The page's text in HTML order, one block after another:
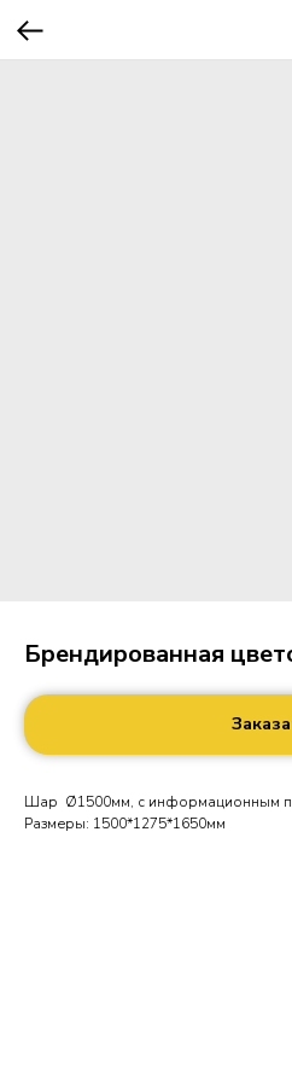
Брендированная
Шар Ø1500мм, с информационным
Размеры: 1500*1275*1650мм